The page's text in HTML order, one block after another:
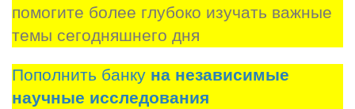
помогите более глубоко изучать важные
темы сегодняшнего дня
Пополнить банку на независимые
научные исследования